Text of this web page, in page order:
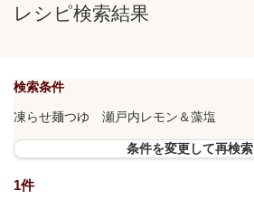
レシピ検索結果
検索条件
凍らせ麺つゆ 瀬戸内レモン＆藻塩
条件を変更して再検索
1件